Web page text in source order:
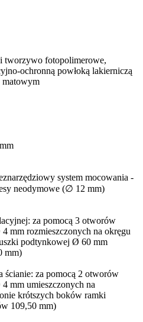
tworzywo fotopolimerowe,
ochronną powłoką lakierniczą
system mocowania -
neodymowe (∅ 12 mm)
za pomocą 3 otworów
mm rozmieszczonych na okręgu
podtynkowej Ø 60 mm
mm)
ścianie: za pomocą 2 otworów
mm umieszczonych na
krótszych boków ramki
109,50 mm)